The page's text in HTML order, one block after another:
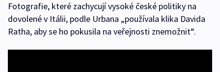
Fotografie, které zachycují vysoké české politiky na
dovolené v Itálii, podle Urbana „používala klika Davida
Ratha, aby se ho pokusila na veřejnosti znemožnit“.